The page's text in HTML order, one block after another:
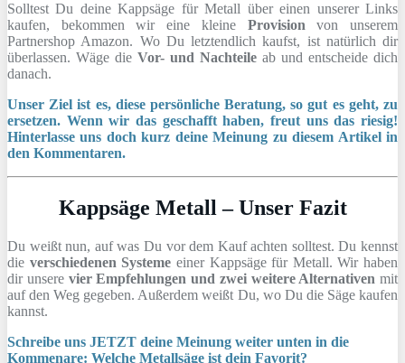
Solltest Du deine Kappsäge für Metall über einen unserer Links
kaufen, bekommen wir eine kleine Provision von unserem
Partnershop Amazon. Wo Du letztendlich kaufst, ist natürlich dir
überlassen. Wäge die Vor- und Nachteile ab und entscheide dich
danach.
Unser Ziel ist es, diese persönliche Beratung, so gut es geht, zu
ersetzen. Wenn wir das geschafft haben, freut uns das riesig!
Hinterlasse uns doch kurz deine Meinung zu diesem Artikel in
den Kommentaren.
Kappsäge Metall – Unser Fazit
Du weißt nun, auf was Du vor dem Kauf achten solltest. Du kennst
die verschiedenen Systeme einer Kappsäge für Metall. Wir haben
dir unsere vier Empfehlungen und zwei weitere Alternativen mit
auf den Weg gegeben. Außerdem weißt Du, wo Du die Säge kaufen
kannst.
Schreibe uns JETZT deine Meinung weiter unten in die
Kommenare: Welche Metallsäge ist dein Favorit?